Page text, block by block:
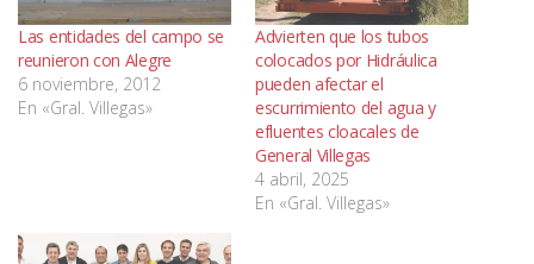
Las entidades del campo se
reunieron con Alegre
6 noviembre, 2012
En «Gral. Villegas»
Advierten que los tubos
colocados por Hidráulica
pueden afectar el
escurrimiento del agua y
efluentes cloacales de
General Villegas
4 abril, 2025
En «Gral. Villegas»